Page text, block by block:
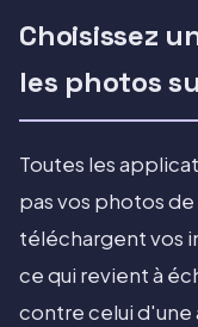
Choisissez
les photos
Toutes les
pas vos photos
téléchargent vos
ce qui revient à
contre celui d'une